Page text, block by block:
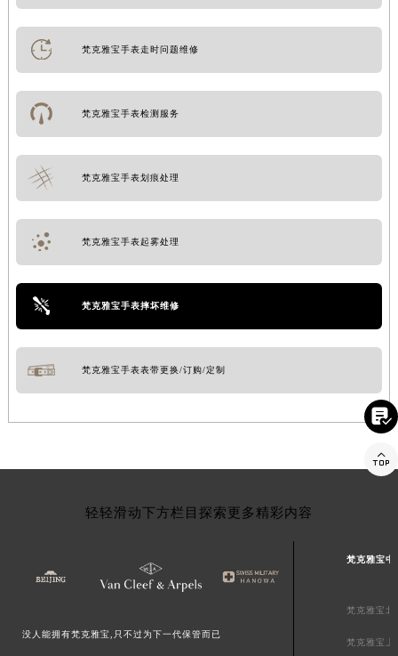
梵克雅宝手表走时问题维修
梵克雅宝手表检测服务
梵克雅宝手表划痕处理
梵克雅宝手表起雾处理
梵克雅宝手表摔坏维修
梵克雅宝手表表带更换/订购/定制
轻轻滑动下方栏目探索更多精彩内容
没人能拥有梵克雅宝,只不过为下一代保管而已
梵克雅宝中
梵克雅宝北
梵克雅宝上

